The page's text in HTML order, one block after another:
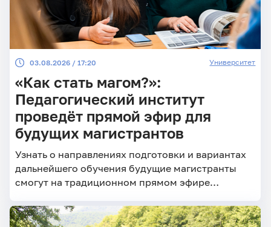
03.08.2026 / 17:20 Университет
«Как стать магом?»:
Педагогический институт
проведёт прямой эфир для
будущих магистрантов
Узнать о направлениях подготовки и вариантах
дальнейшего обучения будущие магистранты
смогут на традиционном прямом эфире